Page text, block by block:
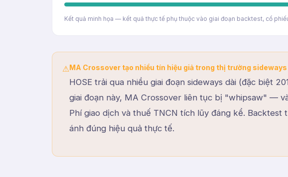
Kết quả minh họa — kết quả thực tế phụ thuộc vào giai đoạn backtest, cổ
⚠MA Crossover tạo nhiều tín hiệu giả trong thị trường sideways
HOSE trải qua nhiều giai đoạn sideways dài (đặc biệt
giai đoạn này, MA Crossover liên tục bị "whipsaw" —
Phí giao dịch và thuế TNCN tích lũy đáng kể. Backtest
ánh đúng hiệu quả thực tế.